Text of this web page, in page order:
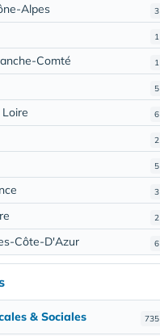
3
Alpes
1
1
Comté
5
6
2
5
3
2
6
Côte-D'Azur
735
& Sociales